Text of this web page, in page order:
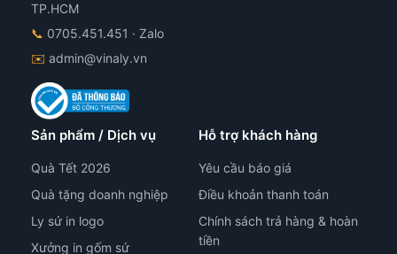
TP.HCM
📞 0705.451.451 · Zalo
✉️ admin@vinaly.vn
Sản phẩm / Dịch vụ
Quà Tết 2026
Quà tặng doanh nghiệp
Ly sứ in logo
Xưởng in gốm sứ
Hỗ trợ khách hàng
Yêu cầu báo giá
Điều khoản thanh toán
Chính sách trả hàng & hoàn
tiền